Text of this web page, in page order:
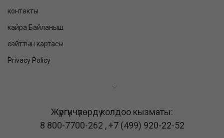
контакты
кайра Байланыш
сайттын картасы
Privacy Policy
Жүргүнчүлөрдү колдоо кызматы:
8 800-7700-262 ,+7 (499) 920-22-52